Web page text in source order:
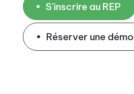
S’inscrire au REP
Réserver une démo